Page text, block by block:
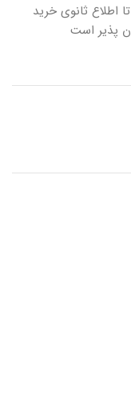
تا اطلاع ثانوی خرید